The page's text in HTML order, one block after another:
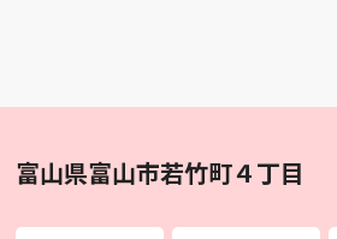
富山県富山市若竹町４丁目